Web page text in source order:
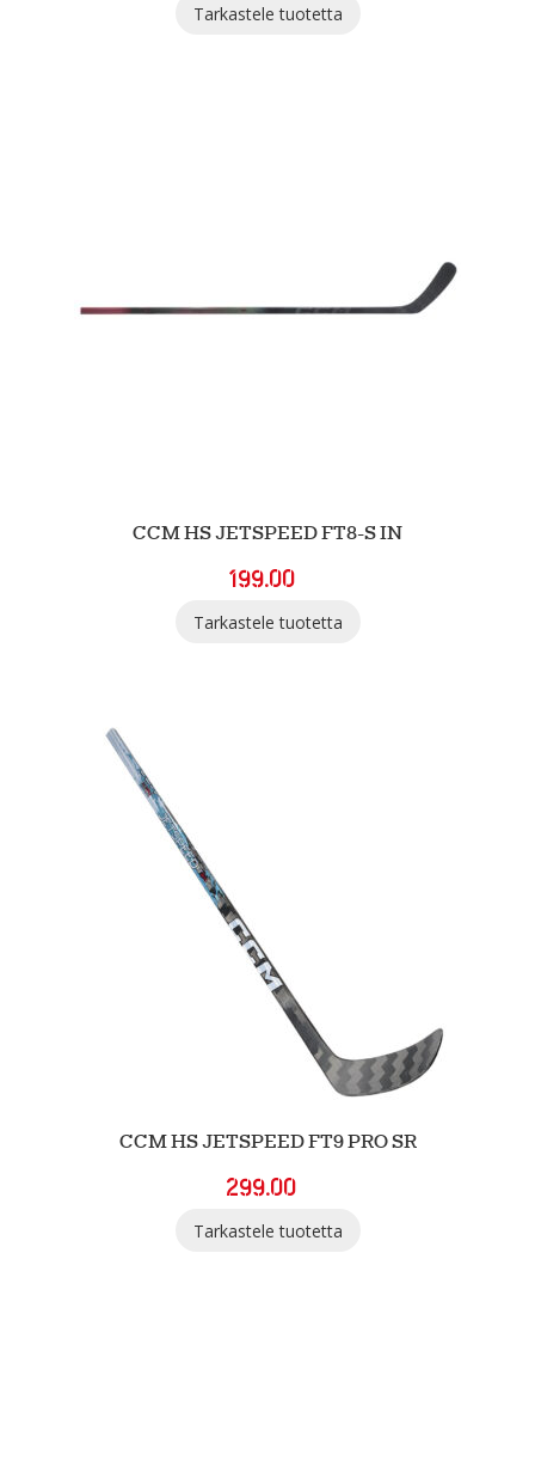
Tarkastele tuotetta
CCM HS JETSPEED FT8-S IN
199.00
Tarkastele tuotetta
CCM HS JETSPEED FT9 PRO SR
299.00
Tarkastele tuotetta